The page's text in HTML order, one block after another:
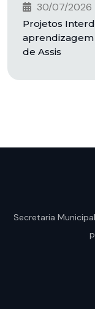
30/07/2026
Projetos
aprendizagem
de Assis
Secretaria